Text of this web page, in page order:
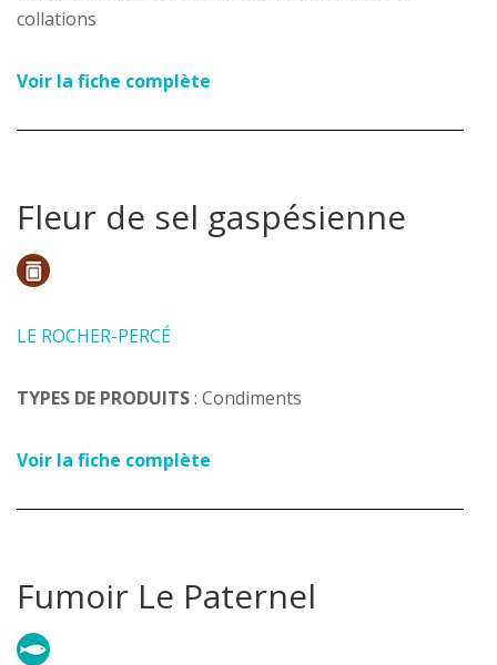
collations
Voir la fiche complète
Fleur de sel gaspésienne
LE ROCHER-PERCÉ
TYPES DE PRODUITS: Condiments
Voir la fiche complète
Fumoir Le Paternel